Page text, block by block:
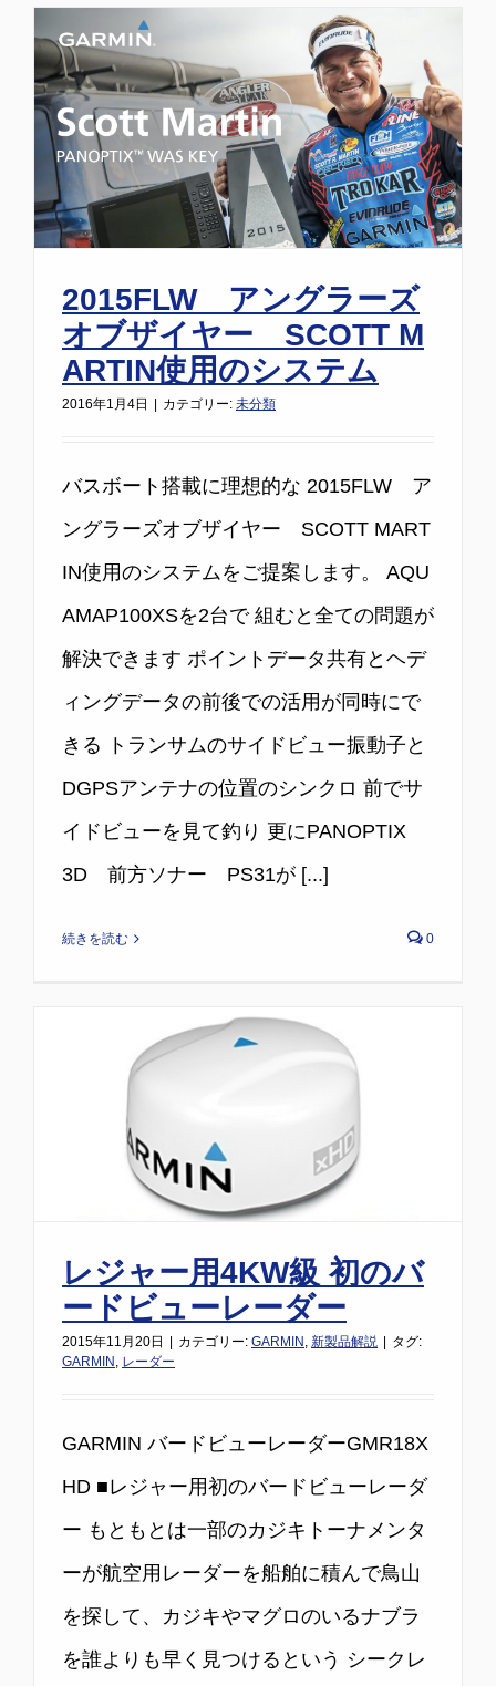
2015FLW アングラーズ
オブザイヤー SCOTT M
ARTIN使用のシステム
2016年1月4日 カテゴリー: 未分類
バスボート搭載に理想的な 2015FLW ア
ングラーズオブザイヤー SCOTT MART
IN使用のシステムをご提案します。 AQU
AMAP100XSを2台で 組むと全ての問題が
解決できます ポイントデータ共有とヘデ
ィングデータの前後での活用が同時にで
きる トランサムのサイドビュー振動子と
DGPSアンテナの位置のシンクロ 前でサ
イドビューを見て釣り 更にPANOPTIX
3D 前方ソナー PS31が [...]
続きを読む 0
レジャー用4KW級 初のバ
ードビューレーダー
2015年11月20日 カテゴリー: GARMIN , 新製品解説
タグ:
GARMIN , レーダー
GARMIN バードビューレーダーGMR18X
HD ■レジャー用初のバードビューレーダ
ー もともとは一部のカジキトーナメンタ
ーが航空用レーダーを船舶に積んで鳥山
を探して、カジキやマグロのいるナブラ
を誰よりも早く見つけるという シークレ